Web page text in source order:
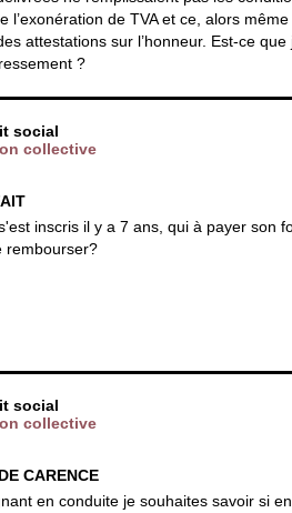
l’exonération de TVA et ce, alors
attestations sur l’honneur. Est-ce que
?
social
collective
inscris il y a 7 ans, qui à payer son
rembourser?
social
collective
CARENCE
en conduite je souhaites savoir si